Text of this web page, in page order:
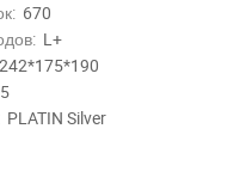
670
L+
242*175*190
PLATIN Silver